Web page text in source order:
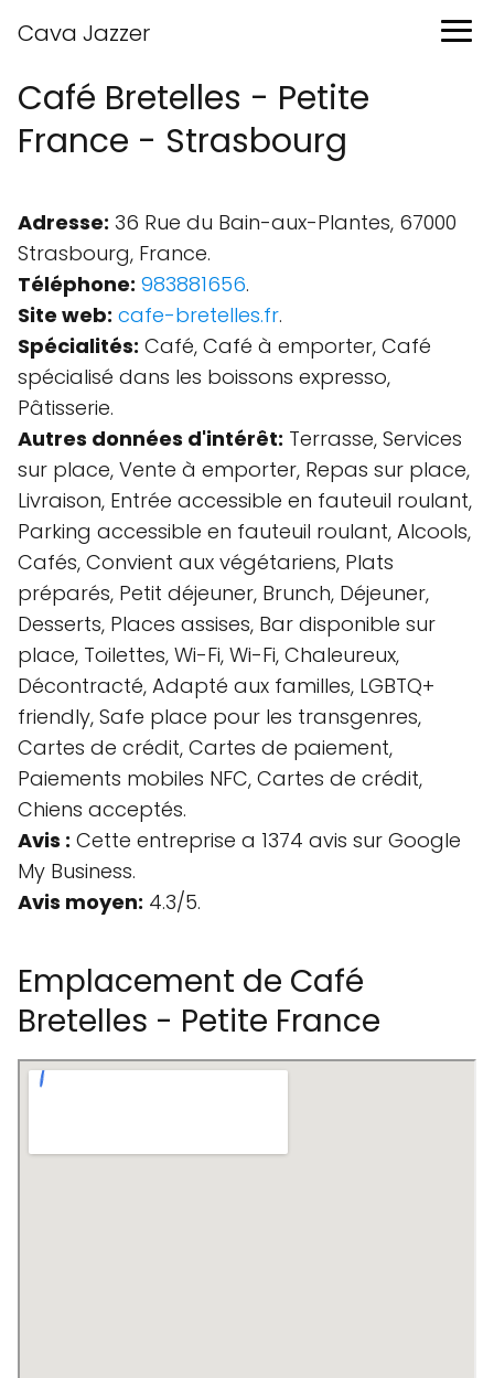
Cava Jazzer
Café Bretelles - Petite
France - Strasbourg
Adresse: 36 Rue du Bain-aux-Plantes, 67000
Strasbourg, France.
Téléphone: 983881656.
Site web: cafe-bretelles.fr.
Spécialités: Café, Café à emporter, Café
spécialisé dans les boissons expresso,
Pâtisserie.
Autres données d'intérêt: Terrasse, Services
sur place, Vente à emporter, Repas sur place,
Livraison, Entrée accessible en fauteuil roulant,
Parking accessible en fauteuil roulant, Alcools,
Cafés, Convient aux végétariens, Plats
préparés, Petit déjeuner, Brunch, Déjeuner,
Desserts, Places assises, Bar disponible sur
place, Toilettes, Wi-Fi, Wi-Fi, Chaleureux,
Décontracté, Adapté aux familles, LGBTQ+
friendly, Safe place pour les transgenres,
Cartes de crédit, Cartes de paiement,
Paiements mobiles NFC, Cartes de crédit,
Chiens acceptés.
Avis : Cette entreprise a 1374 avis sur Google
My Business.
Avis moyen: 4.3/5.
Emplacement de Café
Bretelles - Petite France